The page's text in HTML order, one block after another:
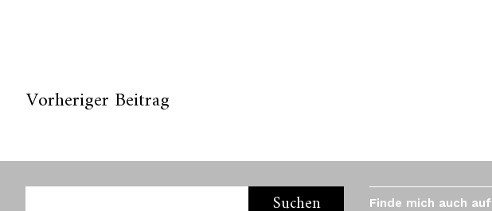
Vorheriger Beitrag
Finde mich auch auf